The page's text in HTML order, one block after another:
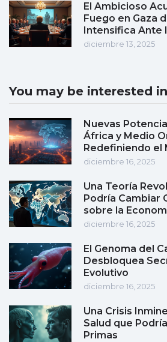
El Ambicioso
Fuego en Gaza
Intensifica Ante
diciembre 13, 2025
You may be interested in
Nuevas
África y Medio
Redefiniendo el
diciembre 16, 2025
Una Teoría
Podría Cambiar
sobre la
diciembre 16, 2025
El Genoma del
Desbloquea
Evolutivo
diciembre 16, 2025
Una Crisis
Salud que
Primas